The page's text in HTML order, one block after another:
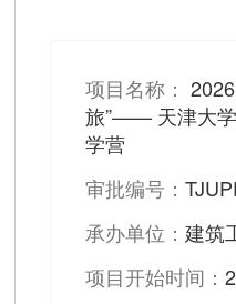
项目名称：
旅”—— 天津大
学营
审批编号：
承办单位：建筑
项目开始时间：